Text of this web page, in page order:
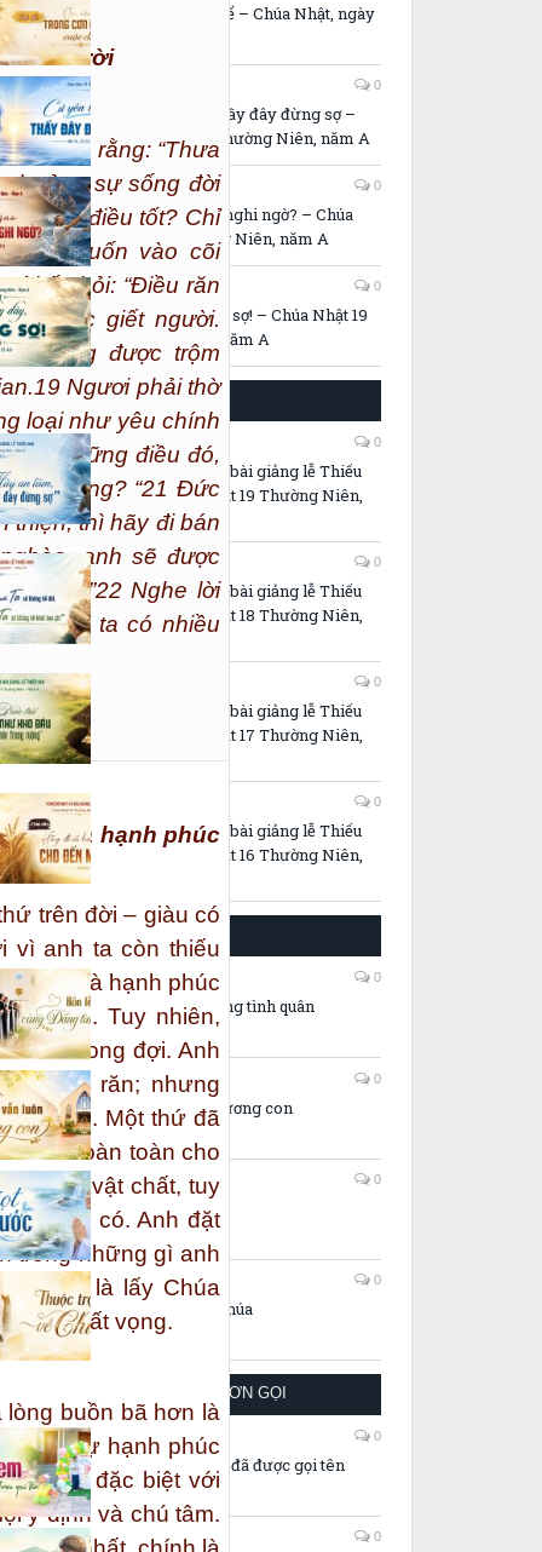
trên trời
Giê-su rằng: “Thưa
hưởng sự sống đời
tôi về điều tốt? Chỉ
anh muốn vào cõi
ấy hỏi: “Điều răn
được giết người.
không được trộm
19Ngươi phải thờ
loại như yêu chính
cả những điều đó,
không? “21 Đức
thiện, thì hãy đi bán
anh sẽ được
tôi.”22Nghe lời
vì anh ta có nhiều
và hạnh phúc
trên đời – giàu có
vì anh ta còn thiếu
cửu và hạnh phúc
mình. Tuy nhiên,
anh mong đợi. Anh
điều răn; nhưng
anh. Một thứ đã
thân hoàn toàn cho
gì về vật chất, tuy
gì anh có. Anh đặt
trong những gì anh
anh: là lấy Chúa
nên thất vọng.
buồn bã hơn là
cho sự hạnh phúc
kết đặc biệt với
ý định và chú tâm.
Chầu Thánh Thể – Chúa Nhật, ngày
0
Cứ yên tâm, Thầy đây đừng sợ –
Chúa Nhật 19 Thường Niên, năm A
08/08/2026 0
Tại sao anh lại nghi ngờ? – Chúa
Nhật 19 Thường Niên, năm A
07/08/2026 0
Thầy đây, đừng sợ! – Chúa Nhật 19
Thường Niên, năm A
MỤC VỤ GIÁO XỨ
06/08/2026 0
PowerPoint và bài giảng lễ Thiếu
Nhi – Chúa Nhật 19 Thường Niên,
Năm A
30/07/2026 0
PowerPoint và bài giảng lễ Thiếu
Nhi – Chúa Nhật 18 Thường Niên,
0
PowerPoint và bài giảng lễ Thiếu
Nhi – Chúa Nhật 17 Thường Niên,
Năm A
0
PowerPoint và bài giảng lễ Thiếu
Nhi – Chúa Nhật 16 Thường Niên,
06/08/2026 0
Hôn lễ cùng đấng tình quân
06/08/2026 0
Mẹ vẫn luôn thương con
06/08/2026 0
Giọt nước
06/08/2026 0
Thuộc trọn về chúa
HUYỀN NHIỆM ƠN GỌI
27/07/2026 0
Gởi em – người đã được gọi tên
21/06/2026 0